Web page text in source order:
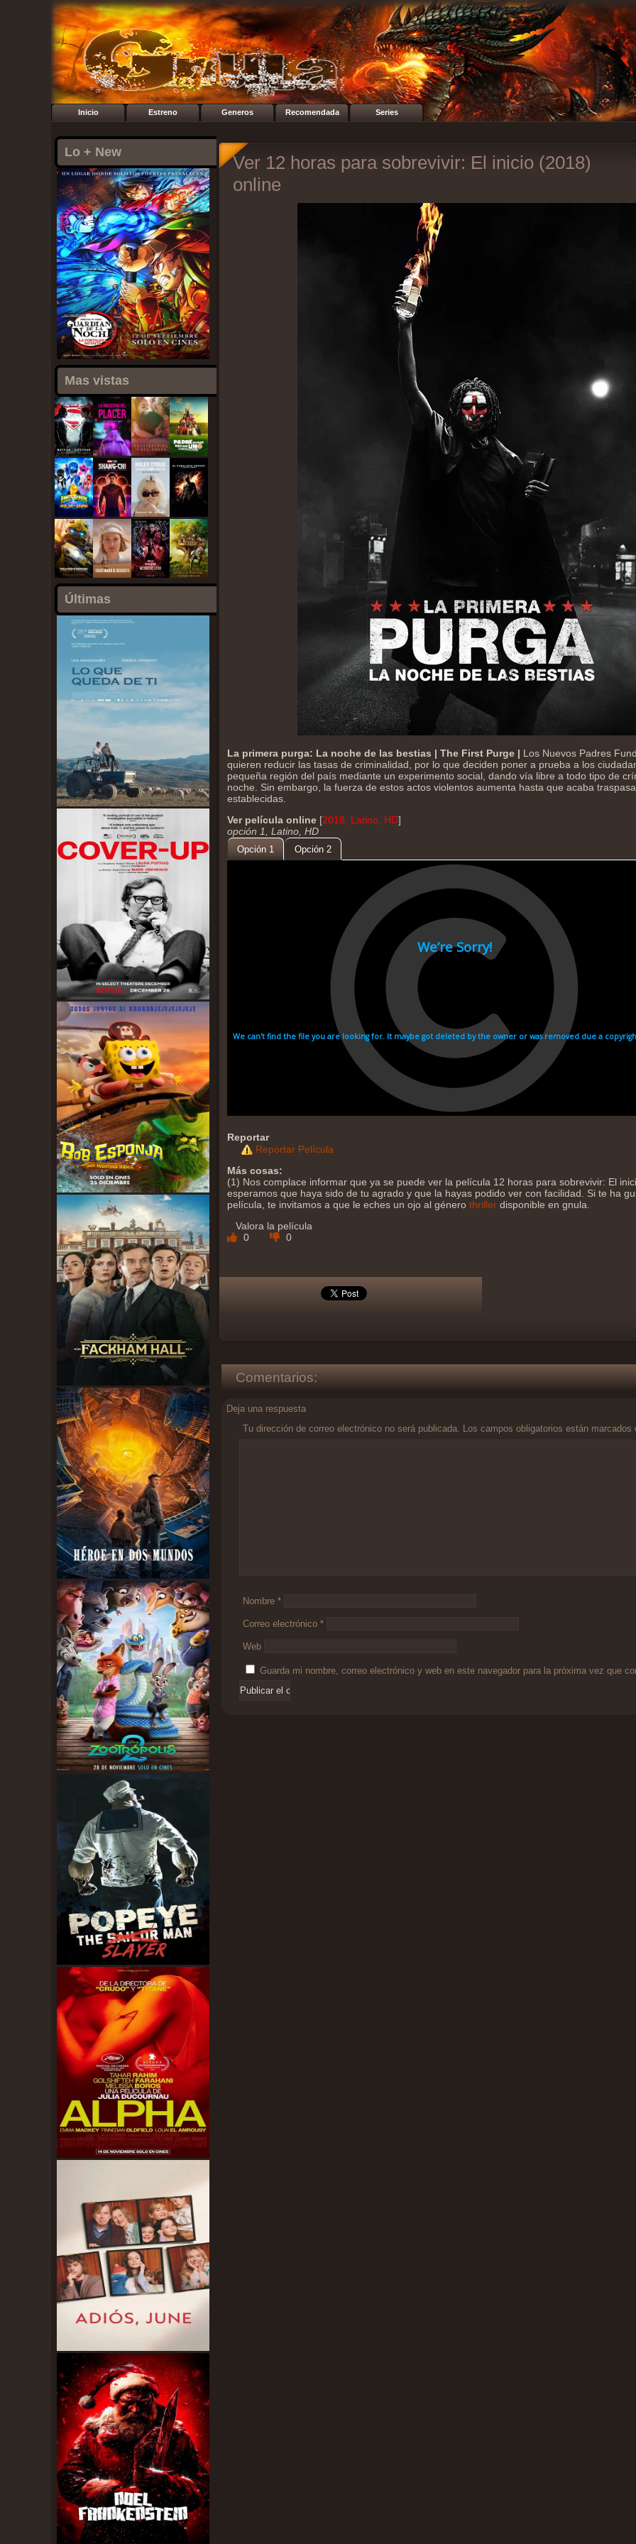
Inicio Estreno Generos Recomendada Series
Lo + New
Mas vistas
Últimas
Ver 12 horas para sobrevivir: El inicio (2018)
online
La primera purga: La noche de las bestias | The First Purge | Los Nuevos Padres
quieren reducir las tasas de criminalidad, por lo que deciden poner a prueba a los
pequeña región del país mediante un experimento social, dando vía libre a todo tipo de
noche. Sin embargo, la fuerza de estos actos violentos aumenta hasta que acaba
establecidas.
Ver película online [2018, Latino, HD]
opción 1, Latino, HD
Opción 1 Opción 2
Reportar
Reportar Película
Más cosas:
(1) Nos complace informar que ya se puede ver la película 12 horas para sobrevivir: El
esperamos que haya sido de tu agrado y que la hayas podido ver con facilidad. Si te ha
película, te invitamos a que le eches un ojo al género thriller disponible en gnula.
Valora la película
0
0
Comentarios:
Deja una respuesta
Tu dirección de correo electrónico no será publicada. Los campos obligatorios están marcados
Nombre *
Correo electrónico *
Web
Guarda mi nombre, correo electrónico y web en este navegador para la próxima vez que